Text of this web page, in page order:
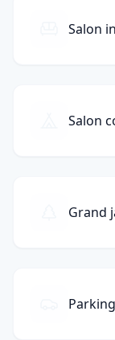
Salon
Salon
Grand